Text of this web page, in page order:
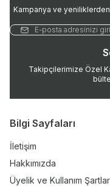
Kampanya ve
Takipçilerimize Özel
Bilgi Sayfaları
İletişim
Hakkımızda
Üyelik ve Kullanım